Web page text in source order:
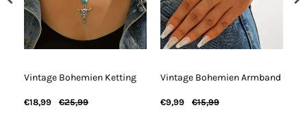
Vintage Bohemien Ketting
€18,99 €25,99
Vintage Bohemien Armband
€9,99 €15,99